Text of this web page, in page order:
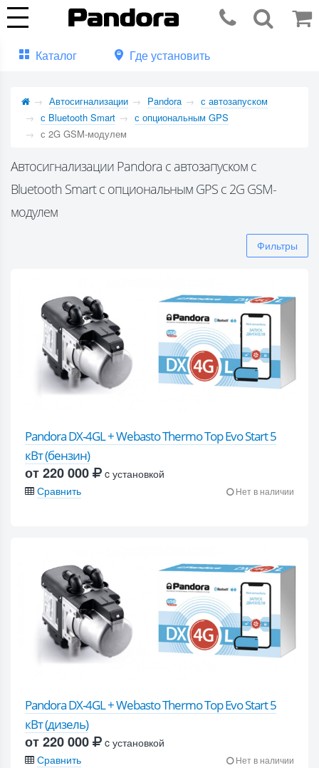
Каталог Где установить
Автосигнализации Pandora
с автозапуском
с Bluetooth Smart
с опциональным GPS
с 2G GSM-модулем
Автосигнализации Pandora с автозапуском с
Bluetooth Smart с опциональным GPS с 2G GSM-
модулем
Фильтры
Pandora DX-4GL + Webasto Thermo Top Evo Start 5
кВт (бензин)
от 220 000
c установкой
Сравнить
Нет в наличии
Pandora DX-4GL + Webasto Thermo Top Evo Start 5
кВт (дизель)
от 220 000
c установкой
Сравнить
Нет в наличии